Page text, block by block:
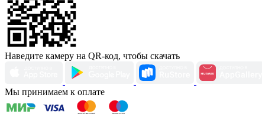
Наведите камеру на QR-код, чтобы скачать
Мы принимаем к оплате